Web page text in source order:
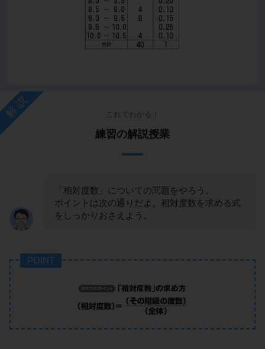
解説 これでわかる！
練習の解説授業
「相対度数」についての問題をやろう。
ポイントは次の通りだよ。相対度数を求める式
をしっかりおさえよう。
POINT